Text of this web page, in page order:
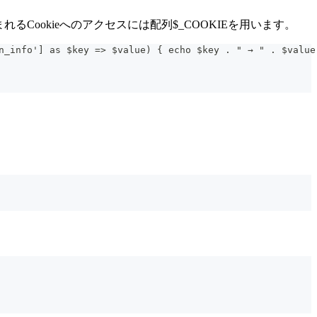
るCookieへのアクセスには配列$_COOKIEを用います。
as $key => $value) { echo $key . " → " .